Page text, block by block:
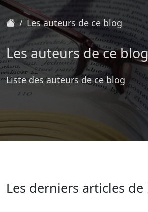
Accueil
Les auteurs de ce blog
Les auteurs de ce
Liste des auteurs de ce blog
Les derniers articles